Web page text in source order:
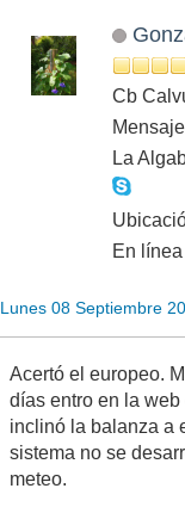
Cb
La
En línea
Lunes 08 Septiembre
Acertó el europeo.
días entro en la
inclinó la balanza a
sistema no se
meteo.